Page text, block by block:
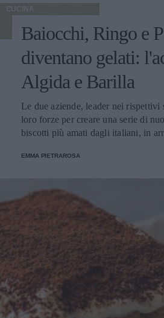
CUCINA
Baiocchi, Ringo e
diventano gelati:
Algida e Barilla
Le due aziende, leader nei rispettivi
loro forze per creare una serie di
biscotti più amati dagli italiani, in
EMMA PIETRAROSA